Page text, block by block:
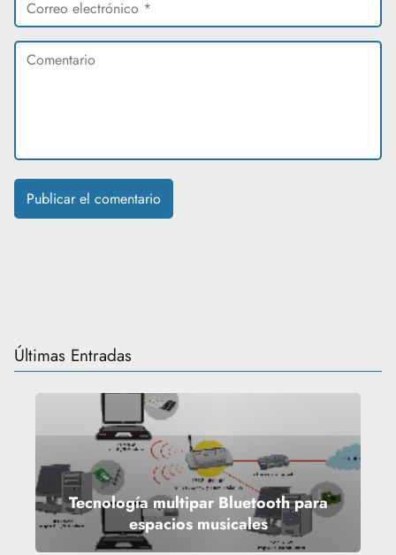
Últimas Entradas
Tecnología multipar Bluetooth para
espacios musicales